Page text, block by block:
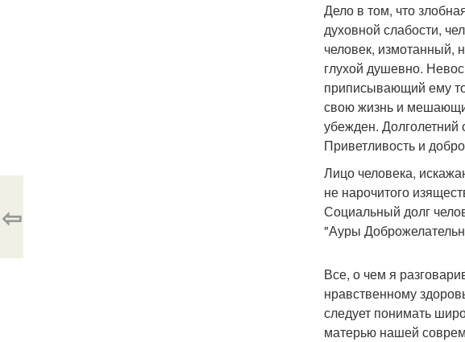
Дело в том, что
духовной слабости,
человек, измотанный,
глухой душевно.
приписывающий ему
свою жизнь и
убежден.
Приветливость и
Лицо человека,
не нарочитого
Социальный долг
"Ауры
Все, о чем я
нравственному
следует понимать
матерью нашей
⇦